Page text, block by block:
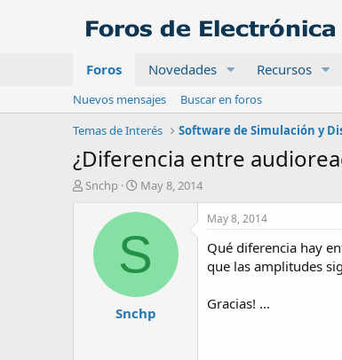
Foros Novedades Recursos
Nuevos mensajes
Buscar en foros
Temas de Interés
Software de Simulación y
¿Diferencia entre
A
Snchp
F
c
h
a
d
i
n
May 8, 2014
S
Snchp
May 8, 2014
Qué diferencia hay
que las amplitudes
Gracias! ...